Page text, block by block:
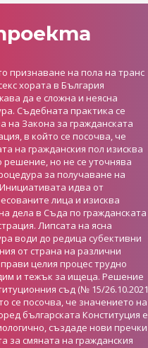
признаване на пола на транс
хората в България
да е сложна и неясна
Съдебната практика се
на Закона за гражданската
в който се посочва, че
на гражданския пол изисква
решение, но не се уточнява
за получаване на
идва от
лица и изисква
дела в Съда по гражданската
Липсата на ясна
води до редица субективни
от страна на различни
целия процес трудно
и тежък за ищеца. Решение
съд (№ 15/26.10.2021
се посочва, че значението на
българската Конституция е
създаде нови пречки
за смяната на гражданския